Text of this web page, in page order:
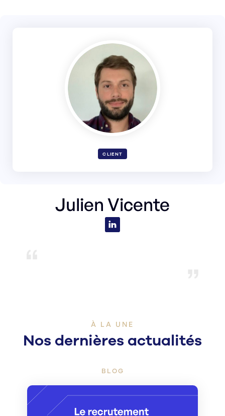
CLIENT
Julien Vicente
À LA UNE
Nos dernières actualités
BLOG